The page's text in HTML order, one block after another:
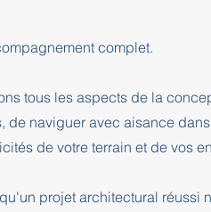
complet.
tous les aspects de la
de naviguer avec aisance
de votre terrain et de vos
projet architectural réussi